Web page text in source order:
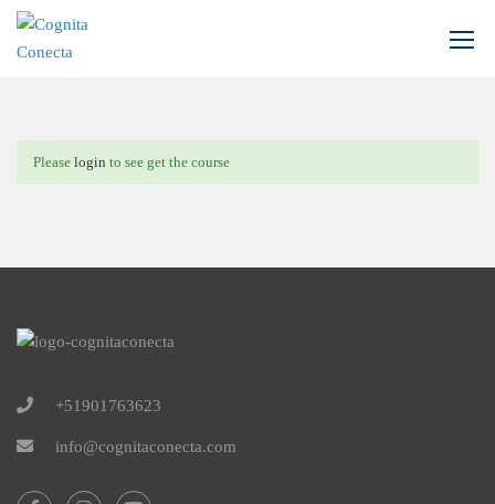
Inicio Perfil
Please login to see get the course
+51901763623
info@cognitaconecta.com